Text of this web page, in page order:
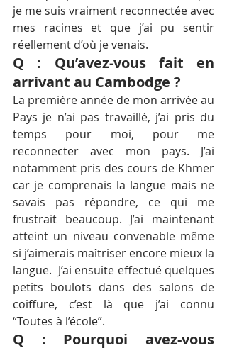
je me suis vraiment reconnectée avec
mes racines et que j’ai pu sentir
réellement d’où je venais.
Q : Qu’avez-vous fait en
arrivant au Cambodge ?
La première année de mon arrivée au
Pays je n’ai pas travaillé, j’ai pris du
temps pour moi, pour me
reconnecter avec mon pays. J’ai
notamment pris des cours de Khmer
car je comprenais la langue mais ne
savais pas répondre, ce qui me
frustrait beaucoup. J’ai maintenant
atteint un niveau convenable même
si j’aimerais maîtriser encore mieux la
langue.  J’ai ensuite effectué quelques
petits boulots dans des salons de
coiffure, c’est là que j’ai connu
“Toutes à l’école”.
Q : Pourquoi avez-vous